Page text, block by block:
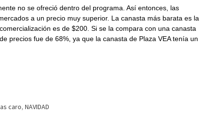
no se ofreció dentro del programa. Así entonces, las
a un precio muy superior. La canasta más barata es la
es de $200. Si se la compara con una canasta
precios fue de 68%, ya que la canasta de Plaza VEA tenía un
caro, NAVIDAD